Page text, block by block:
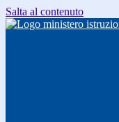
Salta al contenuto